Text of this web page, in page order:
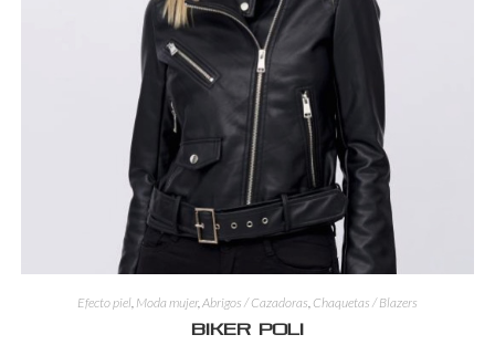
Efecto piel Moda mujer, Abrigos / Cazadoras Chaquetas / Blazers
Biker Poli